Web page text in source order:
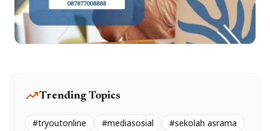
trending_upTrending Topics
#tryoutonline #mediasosial
#sekolah asrama